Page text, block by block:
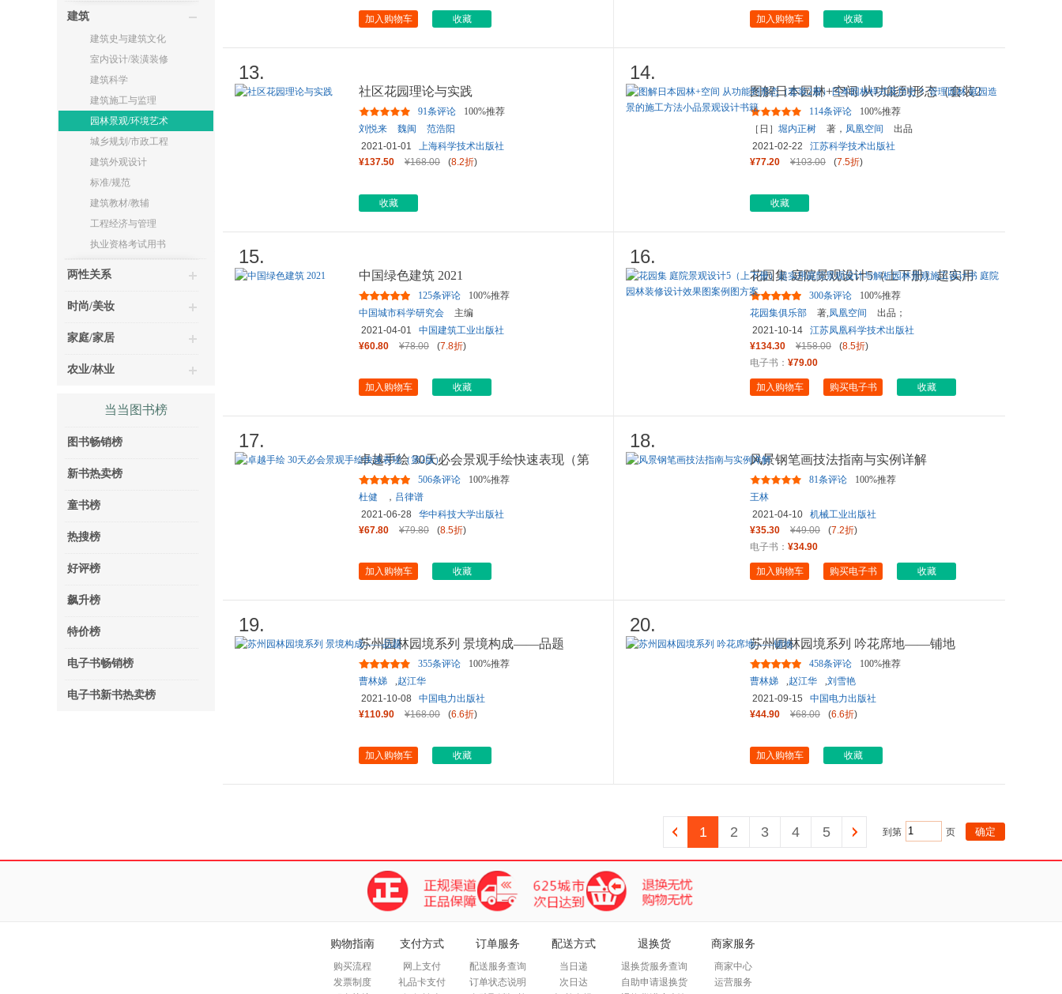
建筑
建筑史与建筑文化
室内设计/装潢装修
建筑科学
建筑施工与监理
园林景观/环境艺术
城乡规划/市政工程
建筑外观设计
标准/规范
建筑教材/教辅
工程经济与管理
执业资格考试用书
两性关系
时尚/美妆
家庭/家居
农业/林业
当当图书榜
图书畅销榜
新书热卖榜
童书榜
热搜榜
好评榜
飙升榜
特价榜
电子书畅销榜
电子书新书热卖榜
加入购物车 收藏 加入购物车 收藏
13.
社区花园理论与实践
91条评论
100%推荐
刘悦来
魏闽
范浩阳
2021-01-01
上海科学技术出版社
¥137.50
¥168.00 (8.2折)
收藏
14.
图解日本园林+空间 从功能到形态（套装2
册）日本园林样式及历史？
114条评论
100%推荐
［日］ 堀内正树 著， 凤凰空间
出品
2021-02-22
江苏科学技术出版社
¥77.20
¥103.00 (7.5折)
收藏
15.
中国绿色建筑 2021
125条评论
100%推荐
中国城市科学研究会
主编
2021-04-01
中国建筑工业出版社
¥60.80
¥78.00 (7.8折)
加入购物车 收藏
16.
花园集 庭院景观设计5（上下册）超实用
庭院景观设计与解析园林景
300条评论
100%推荐
花园集俱乐部
著,凤凰空间
出品；
2021-10-14
江苏凤凰科学技术出版社
¥134.30
¥158.00 (8.5折)
电子书： ¥79.00
加入购物车 购买电子书 收藏
17.
卓越手绘 30天必会景观手绘快速表现（第
2版）
506条评论
100%推荐
杜健
， 吕律谱
2021-06-28
华中科技大学出版社
¥67.80
¥79.80 (8.5折)
加入购物车 收藏
18.
风景钢笔画技法指南与实例详解
81条评论
100%推荐
王林
2021-04-10
机械工业出版社
¥35.30
¥49.00 (7.2折)
电子书： ¥34.90
加入购物车 购买电子书 收藏
19.
苏州园林园境系列 景境构成——品题
355条评论
100%推荐
曹林娣
,赵江华
2021-10-08
中国电力出版社
¥110.90
¥168.00 (6.6折)
加入购物车 收藏
20.
苏州园林园境系列 吟花席地——铺地
458条评论
100%推荐
曹林娣
,赵江华 ,刘雪艳
2021-09-15
中国电力出版社
¥44.90
¥68.00 (6.6折)
加入购物车 收藏
1 2 3 4 5 到第 页
购物指南
购买流程
发票制度
支付方式
网上支付
礼品卡支付
订单服务
配送服务查询
订单状态说明
配送方式
当日递
次日达
退换货
退换货服务查询
自助申请退换货
商家服务
商家中心
运营服务